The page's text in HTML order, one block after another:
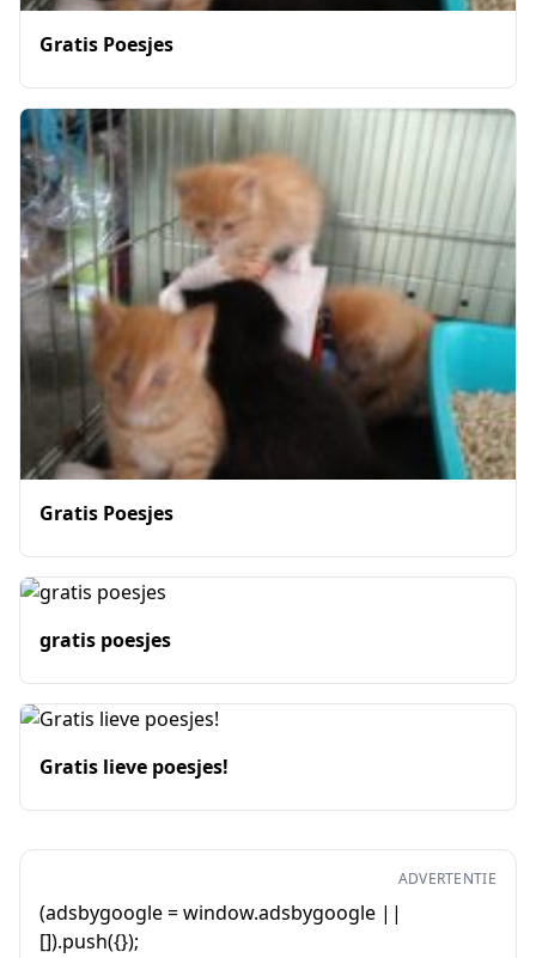
Gratis Poesjes
Gratis Poesjes
gratis poesjes
Gratis lieve poesjes!
ADVERTENTIE
(adsbygoogle = window.adsbygoogle ||
[]).push({});